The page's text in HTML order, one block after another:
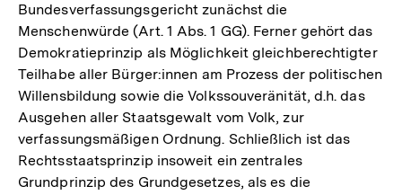
Bundesverfassungsgericht zunächst die
Menschenwürde (Art. 1 Abs. 1 GG). Ferner gehört das
Demokratieprinzip als Möglichkeit gleichberechtigter
Teilhabe aller Bürger:innen am Prozess der politischen
Willensbildung sowie die Volkssouveränität, d.h. das
Ausgehen aller Staatsgewalt vom Volk, zur
verfassungsmäßigen Ordnung. Schließlich ist das
Rechtsstaatsprinzip insoweit ein zentrales
Grundprinzip des Grundgesetzes, als es die